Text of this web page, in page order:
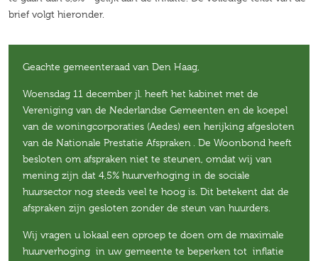
brief volgt hieronder.
Geachte gemeenteraad van Den Haag,
Woensdag 11 december jl. heeft het kabinet met de
Vereniging van de Nederlandse Gemeenten en de koepel
van de woningcorporaties (Aedes) een herijking afgesloten
van de Nationale Prestatie Afspraken . De Woonbond heeft
besloten om afspraken niet te steunen, omdat wij van
mening zijn dat 4,5% huurverhoging in de sociale
huursector nog steeds veel te hoog is. Dit betekent dat de
afspraken zijn gesloten zonder de steun van huurders.
Wij vragen u lokaal een oproep te doen om de maximale
huurverhoging in uw gemeente te beperken tot inflatie